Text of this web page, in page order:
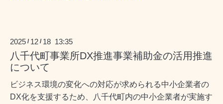
2025 / 12 / 18 13:35
八千代町事業所DX推進事業補助金の活用推進
について
ビジネス環境の変化への対応が求められる中小企業者の
DX化を支援するため、八千代町内の中小企業者が実施す